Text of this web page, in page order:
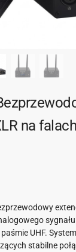
na
UHF.
stabilne